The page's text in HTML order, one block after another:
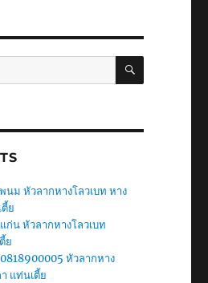
SEARCH
นม หัวลากหางโลวเบท หาง
ย
ก่น หัวลากหางโลวเบท
ย
หัวลากหาง
แท่นเตี้ย